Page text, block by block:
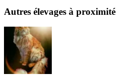
Autres élevages à proximité